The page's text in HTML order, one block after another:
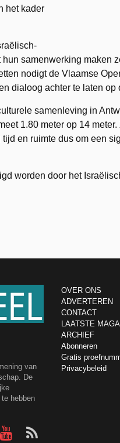
het kader
samenwerking maken
nodigt de Vlaamse
dialoog achter te laten op
samenleving in
1.80 meter op 14
en ruimte dus om een
worden door het
van
De
hebben
OVER ONS
ADVERTEREN
CONTACT
LAATSTE
ARCHIEF
Abonneren
Gratis
Privacybeleid